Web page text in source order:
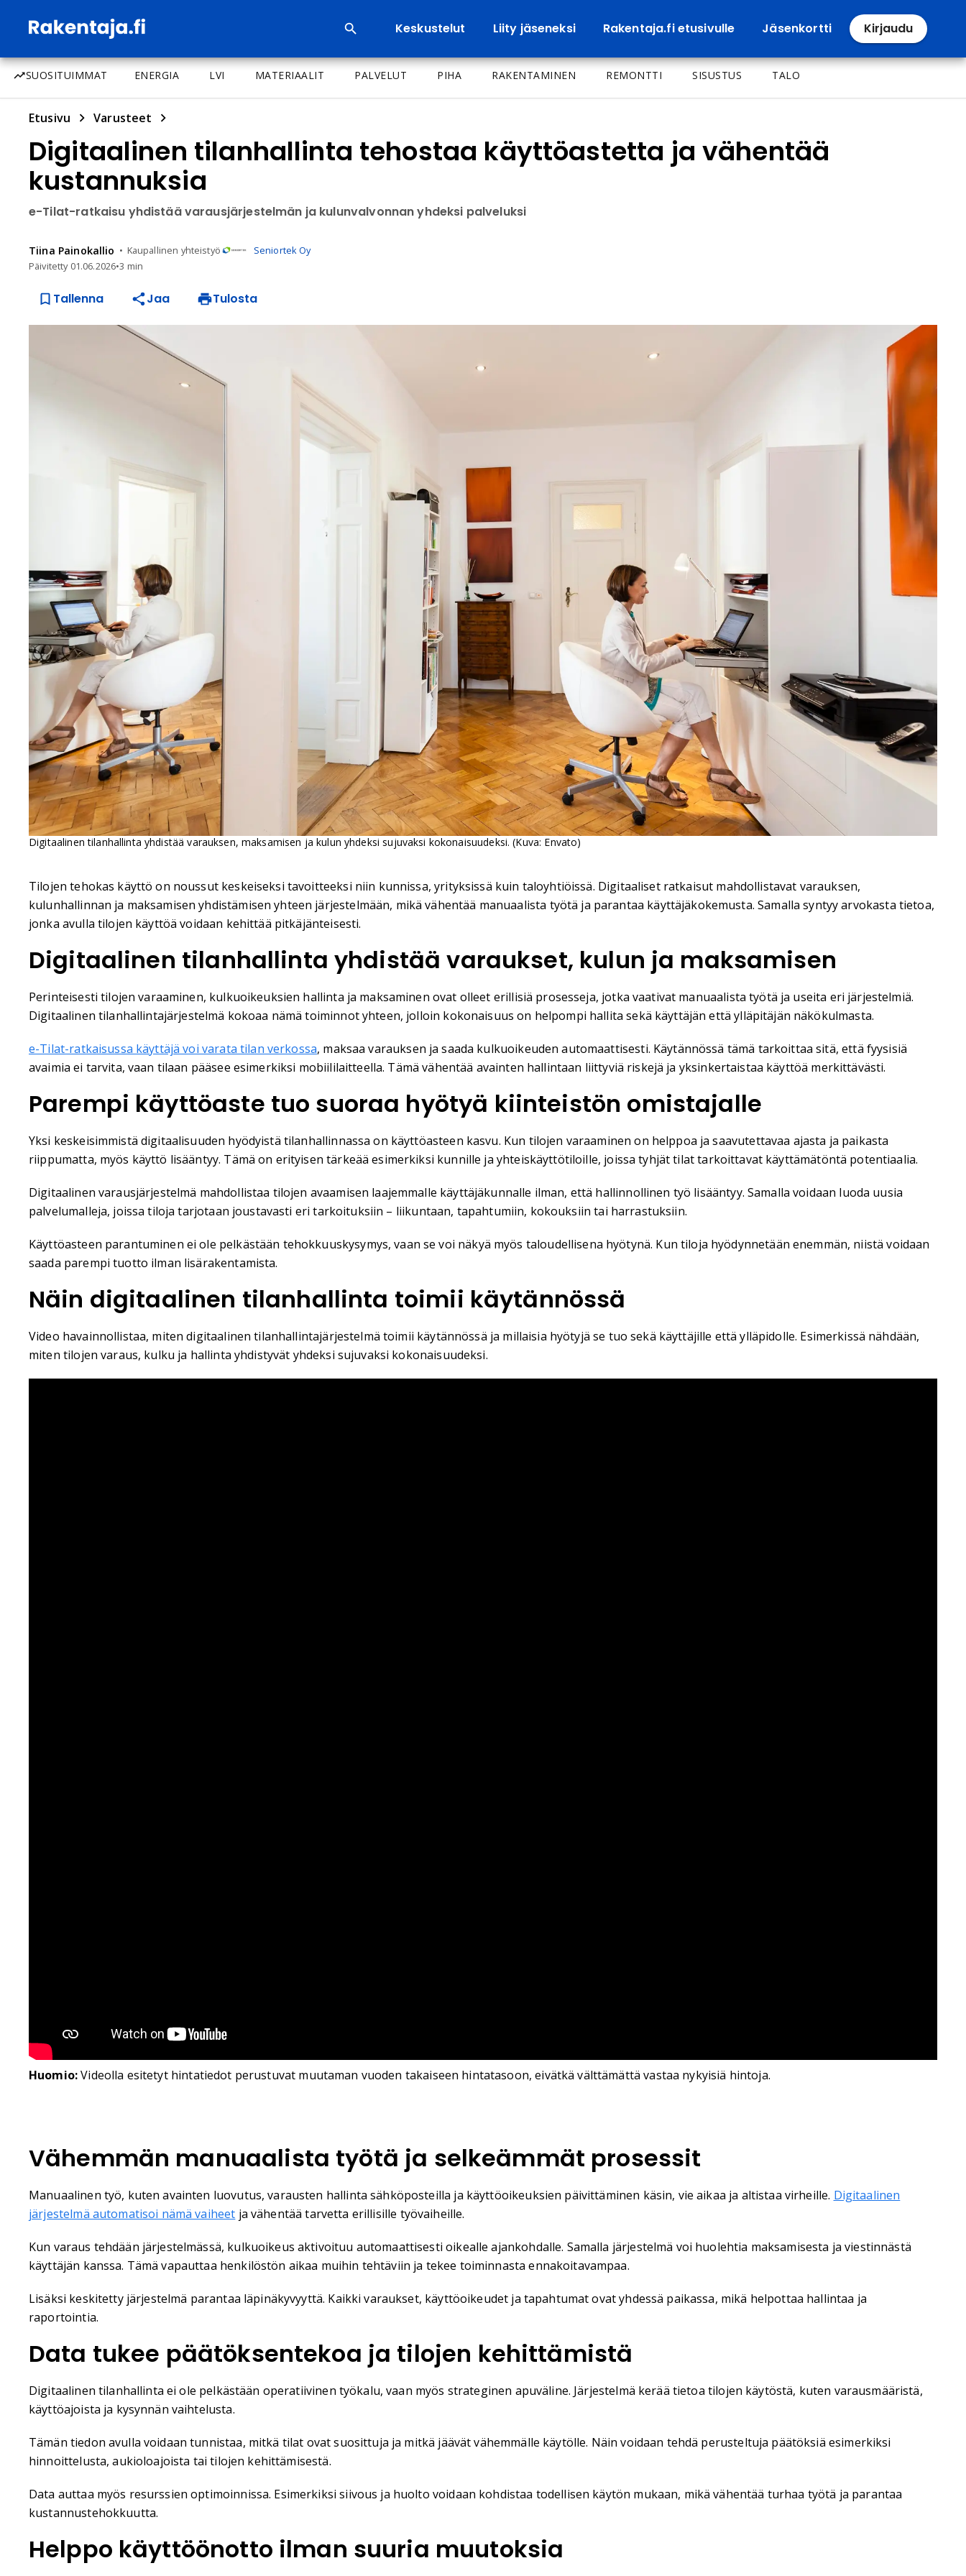
Keskustelut Liity jäseneksi Rakentaja.fi etusivulle Jäsenkortti Kirjaudu
SUOSITUIMMAT ENERGIA LVI MATERIAALIT PALVELUT PIHA RAKENTAMINEN REMONTTI SISUSTUS TALO
Etusivu Varusteet
Digitaalinen tilanhallinta tehostaa käyttöastetta ja vähentää
kustannuksia
e-Tilat-ratkaisu yhdistää varausjärjestelmän ja kulunvalvonnan yhdeksi palveluksi
Tiina Painokallio Kaupallinen yhteistyö
Seniortek Oy
Päivitetty 01.06.2026•3 min
Tallenna Jaa Tulosta
Digitaalinen tilanhallinta yhdistää varauksen, maksamisen ja kulun yhdeksi sujuvaksi kokonaisuudeksi. (Kuva: Envato)
Tilojen tehokas käyttö on noussut keskeiseksi tavoitteeksi niin kunnissa, yrityksissä kuin taloyhtiöissä. Digitaaliset ratkaisut mahdollistavat varauksen,
kulunhallinnan ja maksamisen yhdistämisen yhteen järjestelmään, mikä vähentää manuaalista työtä ja parantaa käyttäjäkokemusta. Samalla syntyy arvokasta tietoa,
jonka avulla tilojen käyttöä voidaan kehittää pitkäjänteisesti.
Digitaalinen tilanhallinta yhdistää varaukset, kulun ja maksamisen
Perinteisesti tilojen varaaminen, kulkuoikeuksien hallinta ja maksaminen ovat olleet erillisiä prosesseja, jotka vaativat manuaalista työtä ja useita eri järjestelmiä.
Digitaalinen tilanhallintajärjestelmä kokoaa nämä toiminnot yhteen, jolloin kokonaisuus on helpompi hallita sekä käyttäjän että ylläpitäjän näkökulmasta.
e-Tilat-ratkaisussa käyttäjä voi varata tilan verkossa, maksaa varauksen ja saada kulkuoikeuden automaattisesti. Käytännössä tämä tarkoittaa sitä, että fyysisiä
avaimia ei tarvita, vaan tilaan pääsee esimerkiksi mobiililaitteella. Tämä vähentää avainten hallintaan liittyviä riskejä ja yksinkertaistaa käyttöä merkittävästi.
Parempi käyttöaste tuo suoraa hyötyä kiinteistön omistajalle
Yksi keskeisimmistä digitaalisuuden hyödyistä tilanhallinnassa on käyttöasteen kasvu. Kun tilojen varaaminen on helppoa ja saavutettavaa ajasta ja paikasta
riippumatta, myös käyttö lisääntyy. Tämä on erityisen tärkeää esimerkiksi kunnille ja yhteiskäyttötiloille, joissa tyhjät tilat tarkoittavat käyttämätöntä potentiaalia.
Digitaalinen varausjärjestelmä mahdollistaa tilojen avaamisen laajemmalle käyttäjäkunnalle ilman, että hallinnollinen työ lisääntyy. Samalla voidaan luoda uusia
palvelumalleja, joissa tiloja tarjotaan joustavasti eri tarkoituksiin – liikuntaan, tapahtumiin, kokouksiin tai harrastuksiin.
Käyttöasteen parantuminen ei ole pelkästään tehokkuuskysymys, vaan se voi näkyä myös taloudellisena hyötynä. Kun tiloja hyödynnetään enemmän, niistä voidaan
saada parempi tuotto ilman lisärakentamista.
Näin digitaalinen tilanhallinta toimii käytännössä
Video havainnollistaa, miten digitaalinen tilanhallintajärjestelmä toimii käytännössä ja millaisia hyötyjä se tuo sekä käyttäjille että ylläpidolle. Esimerkissä nähdään,
miten tilojen varaus, kulku ja hallinta yhdistyvät yhdeksi sujuvaksi kokonaisuudeksi.
Huomio:Videolla esitetyt hintatiedot perustuvat muutaman vuoden takaiseen hintatasoon, eivätkä välttämättä vastaa nykyisiä hintoja.
Vähemmän manuaalista työtä ja selkeämmät prosessit
Manuaalinen työ, kuten avainten luovutus, varausten hallinta sähköposteilla ja käyttöoikeuksien päivittäminen käsin, vie aikaa ja altistaa virheille. Digitaalinen
järjestelmä automatisoi nämä vaiheet ja vähentää tarvetta erillisille työvaiheille.
Kun varaus tehdään järjestelmässä, kulkuoikeus aktivoituu automaattisesti oikealle ajankohdalle. Samalla järjestelmä voi huolehtia maksamisesta ja viestinnästä
käyttäjän kanssa. Tämä vapauttaa henkilöstön aikaa muihin tehtäviin ja tekee toiminnasta ennakoitavampaa.
Lisäksi keskitetty järjestelmä parantaa läpinäkyvyyttä. Kaikki varaukset, käyttöoikeudet ja tapahtumat ovat yhdessä paikassa, mikä helpottaa hallintaa ja
raportointia.
Data tukee päätöksentekoa ja tilojen kehittämistä
Digitaalinen tilanhallinta ei ole pelkästään operatiivinen työkalu, vaan myös strateginen apuväline. Järjestelmä kerää tietoa tilojen käytöstä, kuten varausmääristä,
käyttöajoista ja kysynnän vaihtelusta.
Tämän tiedon avulla voidaan tunnistaa, mitkä tilat ovat suosittuja ja mitkä jäävät vähemmälle käytölle. Näin voidaan tehdä perusteltuja päätöksiä esimerkiksi
hinnoittelusta, aukioloajoista tai tilojen kehittämisestä.
Data auttaa myös resurssien optimoinnissa. Esimerkiksi siivous ja huolto voidaan kohdistaa todellisen käytön mukaan, mikä vähentää turhaa työtä ja parantaa
kustannustehokkuutta.
Helppo käyttöönotto ilman suuria muutoksia